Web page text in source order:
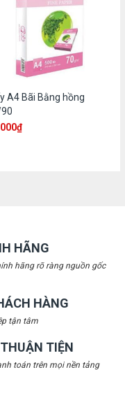
A4 Bãi Bằng hồng
₫
HÃNG
hãng rõ ràng nguồn gốc
HÀNG
tận tâm
TIỆN
toán trên mọi nền tảng